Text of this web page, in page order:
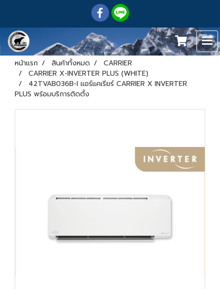
หน้าแรก สินค้าทั้งหมด
CARRIER
CARRIER X-INVERTER PLUS (WHITE)
42TVAB036B-I แอร์แคเรียร์ CARRIER X INVERTER
PLUS พร้อมบริการติดตั้ง